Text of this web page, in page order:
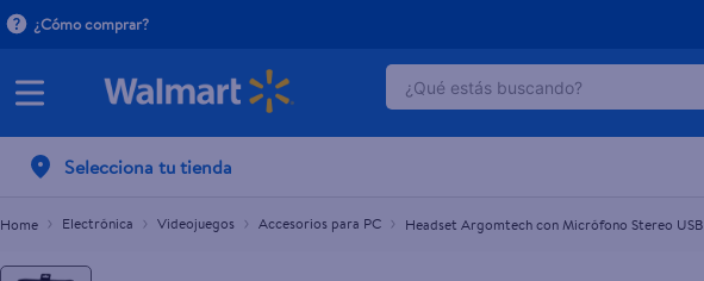
¿Cómo comprar?
¿Qué estás buscando?
Selecciona tu tienda
Electrónica Videojuegos Accesorios para PC Headset Argomtech con Micrófono Stereo USB
Headset Argomtech con Micrófono Stereo USB
C$1,075.00
TÉRMINOS MÁS BUSCADOS